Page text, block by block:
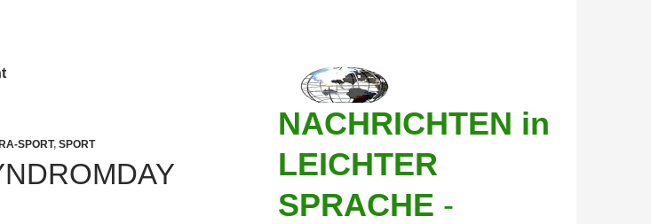
SPORT, SPORT
NACHRICHTEN in
LEICHTER
SPRACHE -